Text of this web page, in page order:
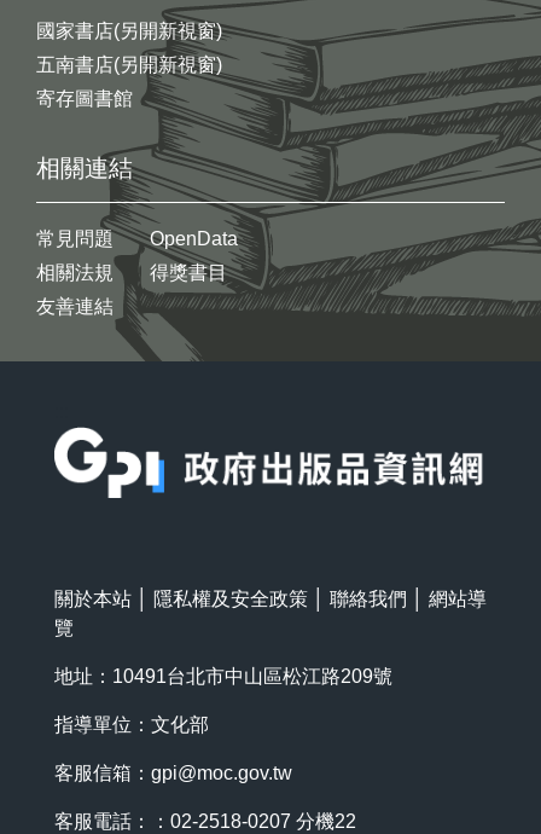
國家書店(另開新視窗)
五南書店(另開新視窗)
寄存圖書館
相關連結
常見問題
相關法規
友善連結
OpenData
得獎書目
關於本站 隱私權及安全政策 聯絡我們
網站導
覽
地址：10491台北市中山區松江路209號
指導單位：文化部
客服信箱： gpi@moc.gov.tw
客服電話：：02-2518-0207 分機22